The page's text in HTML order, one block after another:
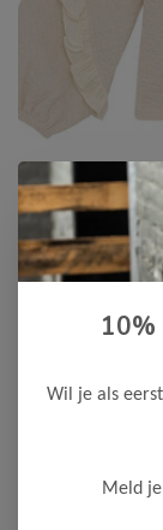
Daily7 -
18,98 37,95
Maak een
Wil je als
Meld